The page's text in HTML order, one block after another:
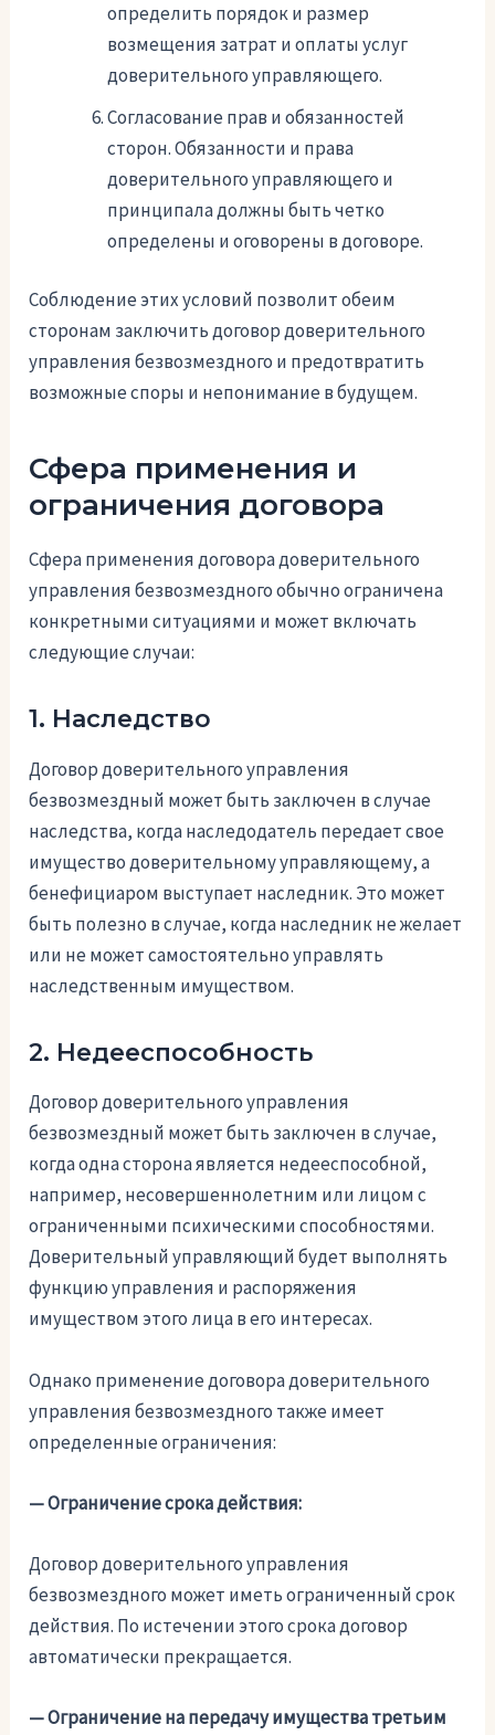
определить порядок и размер
возмещения затрат и оплаты услуг
доверительного управляющего.
Согласование прав и обязанностей
сторон. Обязанности и права
доверительного управляющего и
принципала должны быть четко
определены и оговорены в договоре.
Соблюдение этих условий позволит обеим
сторонам заключить договор доверительного
управления безвозмездного и предотвратить
возможные споры и непонимание в будущем.
Сфера применения и
ограничения договора
Сфера применения договора доверительного
управления безвозмездного обычно ограничена
конкретными ситуациями и может включать
следующие случаи:
1. Наследство
Договор доверительного управления
безвозмездный может быть заключен в случае
наследства, когда наследодатель передает свое
имущество доверительному управляющему, а
бенефициаром выступает наследник. Это может
быть полезно в случае, когда наследник не желает
или не может самостоятельно управлять
наследственным имуществом.
2. Недееспособность
Договор доверительного управления
безвозмездный может быть заключен в случае,
когда одна сторона является недееспособной,
например, несовершеннолетним или лицом с
ограниченными психическими способностями.
Доверительный управляющий будет выполнять
функцию управления и распоряжения
имуществом этого лица в его интересах.
Однако применение договора доверительного
управления безвозмездного также имеет
определенные ограничения:
— Ограничение срока действия:
Договор доверительного управления
безвозмездного может иметь ограниченный срок
действия. По истечении этого срока договор
автоматически прекращается.
— Ограничение на передачу имущества третьим